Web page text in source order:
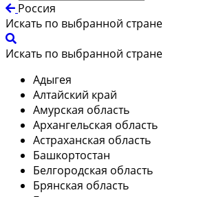
Россия
Искать по выбранной стране
Искать по выбранной стране
Адыгея
Алтайский край
Амурская область
Архангельская область
Астраханская область
Башкортостан
Белгородская область
Брянская область